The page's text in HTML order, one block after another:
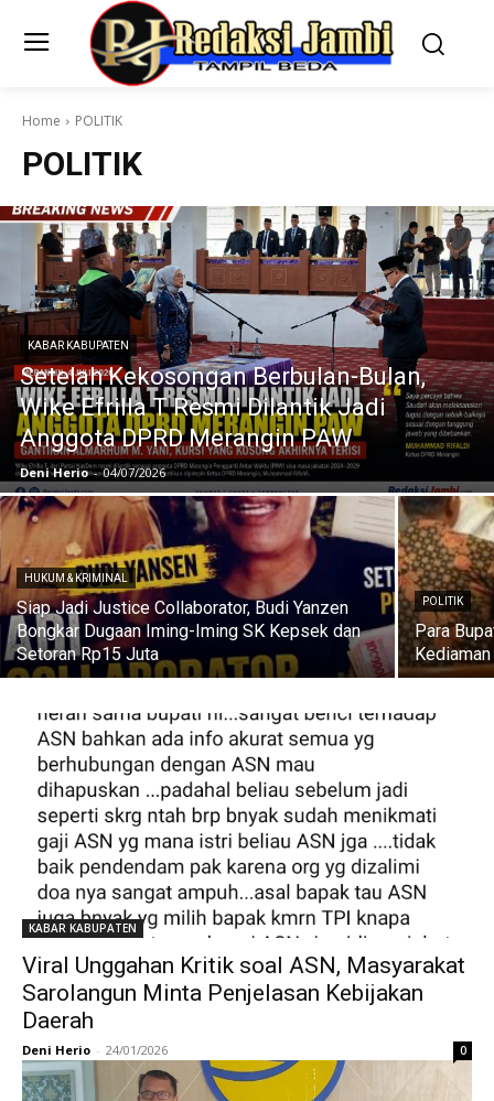
Home POLITIK
POLITIK
KABAR KABUPATEN
Setelah Kekosongan Berbulan-Bulan,
Wike Efrilla T Resmi Dilantik Jadi
Anggota DPRD Merangin PAW
Deni Herio - 04/07/2026
HUKUM & KRIMINAL
Siap Jadi Justice Collaborator, Budi Yanzen
Bongkar Dugaan Iming-Iming SK Kepsek dan
Setoran Rp15 Juta
POLITIK
Para
KABAR KABUPATEN
Viral Unggahan Kritik soal ASN, Masyarakat
Sarolangun Minta Penjelasan Kebijakan
Daerah
Deni Herio - 24/01/2026 0